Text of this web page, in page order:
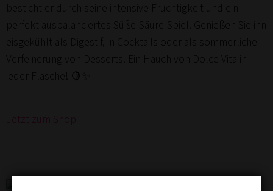
besticht er durch seine intensive Fruchtigkeit und ein
perfekt ausbalanciertes Süße-Säure-Spiel. Genießen Sie ihn
eisgekühlt als Digestif, in Cocktails oder als sommerliche
Verfeinerung von Desserts. Ein Hauch von Dolce Vita in
jeder Flasche! 🍋✨
Jetzt zum Shop